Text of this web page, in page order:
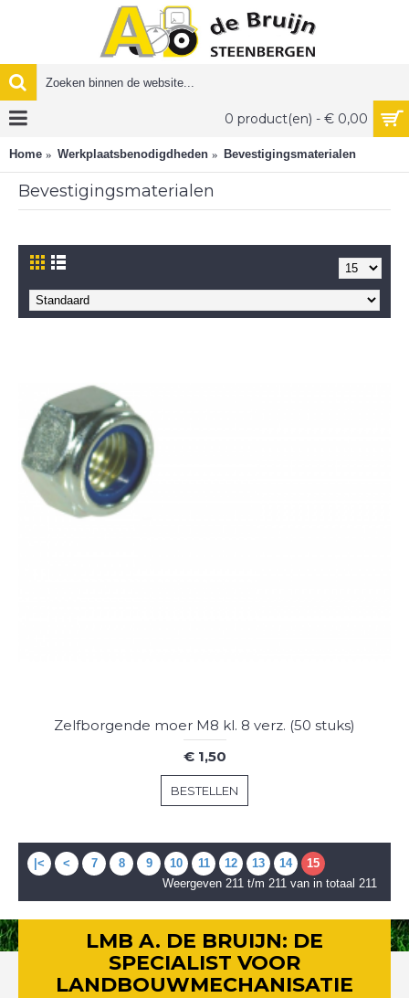
0 product(en) - € 0,00
Home Werkplaatsbenodigdheden Bevestigingsmaterialen
Bevestigingsmaterialen
Zelfborgende moer M8 kl. 8 verz. (50 stuks)
€ 1,50
BESTELLEN
|< < 7 8 9 10 11 12 13 14
15
Weergeven 211 t/m 211 van in totaal 211
LMB A. DE BRUIJN: DE
SPECIALIST VOOR
LANDBOUWMECHANISATIE